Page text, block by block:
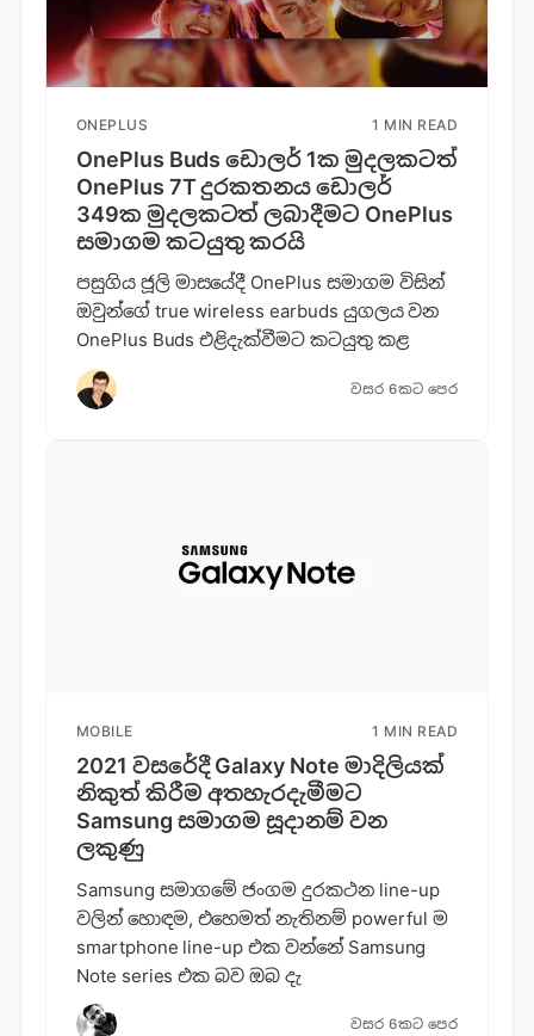
ONEPLUS 1 MIN READ
OnePlus Buds ඩොලර් 1ක මුදලකටත්
OnePlus 7T දුරකතනය ඩොලර්
349ක මුදලකටත් ලබාදීමට OnePlus
සමාගම කටයුතු කරයි
පසුගිය ජූලි මාසයේදී OnePlus සමාගම විසින්
ඔවුන්ගේ true wireless earbuds යුගලය වන
OnePlus Buds එළිදැක්වීමට කටයුතු කළ
වසර 6කට පෙර
MOBILE 1 MIN READ
2021 වසරේදී Galaxy Note මාදිලියක්
නිකුත් කිරීම අතහැරදැමීමට
Samsung සමාගම සූදානම් වන
ලකුණු
Samsung සමාගමේ ජංගම දුරකථන line-up
වලින් හොඳම, එහෙමත් නැතිනම් powerful ම
smartphone line-up එක වන්නේ Samsung
Note series එක බව ඔබ දැ
වසර 6කට පෙර